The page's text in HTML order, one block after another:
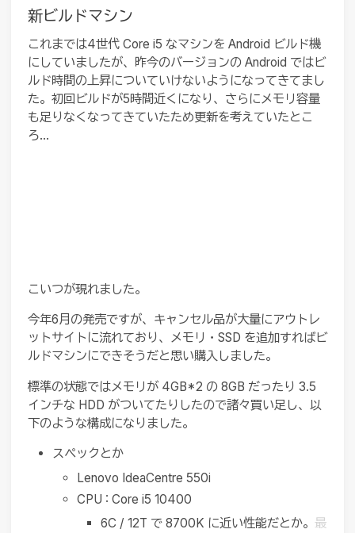
新ビルドマシン
これまでは4世代 Core i5 なマシンを Android ビルド機
にしていましたが、昨今のバージョンの Android ではビ
ルド時間の上昇についていけないようになってきてまし
た。初回ビルドが5時間近くになり、さらにメモリ容量
も足りなくなってきていたため更新を考えていたとこ
ろ…
こいつが現れました。
今年6月の発売ですが、キャンセル品が大量にアウトレ
ットサイトに流れており、メモリ・SSD を追加すればビ
ルドマシンにできそうだと思い購入しました。
標準の状態ではメモリが 4GB*2 の 8GB だったり 3.5
インチな HDD がついてたりしたので諸々買い足し、以
下のような構成になりました。
スペックとか
Lenovo IdeaCentre 550i
CPU : Core i5 10400
6C / 12T で 8700K に近い性能だとか。最